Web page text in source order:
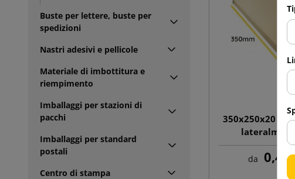
Buste per lettere, buste per
spedizioni
Nastri adesivi e pellicole
Materiale di imbottitura e
riempimento
Imballaggi per stazioni di
pacchi
Imballaggi per standard
postali
Centro di stampa
350x250x20
da